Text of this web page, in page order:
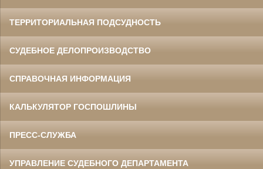
ТЕРРИТОРИАЛЬНАЯ ПОДСУДНОСТЬ
СУДЕБНОЕ ДЕЛОПРОИЗВОДСТВО
СПРАВОЧНАЯ ИНФОРМАЦИЯ
КАЛЬКУЛЯТОР ГОСПОШЛИНЫ
ПРЕСС-СЛУЖБА
УПРАВЛЕНИЕ СУДЕБНОГО ДЕПАРТАМЕНТА